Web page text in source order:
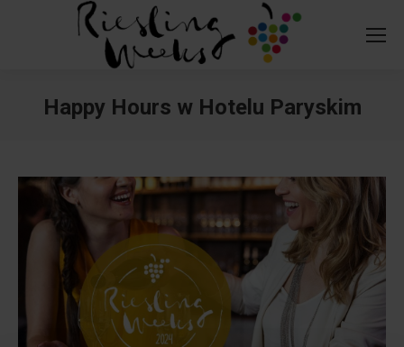
Happy Hours w Hotelu Paryskim